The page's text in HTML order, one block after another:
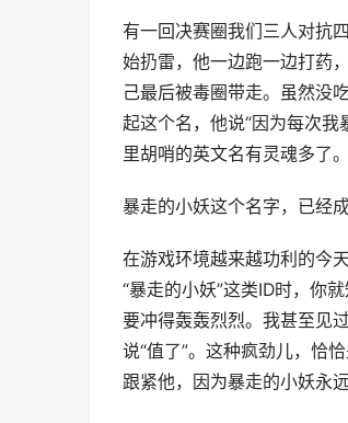
有一回决赛圈我们三人对抗
始扔雷，他一边跑一边打药
己最后被毒圈带走。虽然没
起这个名，他说“因为每次
里胡哨的英文名有灵魂多了。
暴走的小妖这个名字，已经
在游戏环境越来越功利的今
“暴走的小妖”这类ID时，你
要冲得轰轰烈烈。我甚至见
说“值了”。这种疯劲儿，恰
跟紧他，因为暴走的小妖永